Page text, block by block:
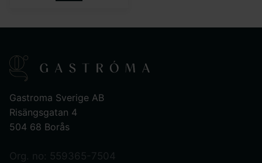
Gastroma Sverige AB
Risängsgatan 4
504 68 Borås
Org. no: 559365-7504